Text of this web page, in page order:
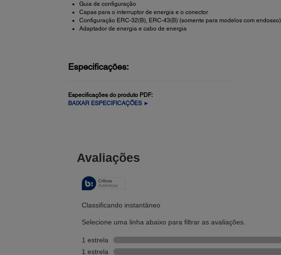
Guia de configuração
Capas para o interruptor de energia e o conector
Configuração ERC-32(B), ERC-43(B) (somente para modelos com endosso)
Adaptador de energia e cabo de energia
Especificações:
Especificações do produto PDF:
BAIXAR ESPECIFICAÇÕES ►